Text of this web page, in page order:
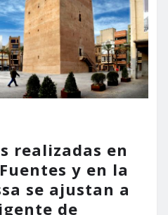
realizadas en
y en la
se ajustan a
de